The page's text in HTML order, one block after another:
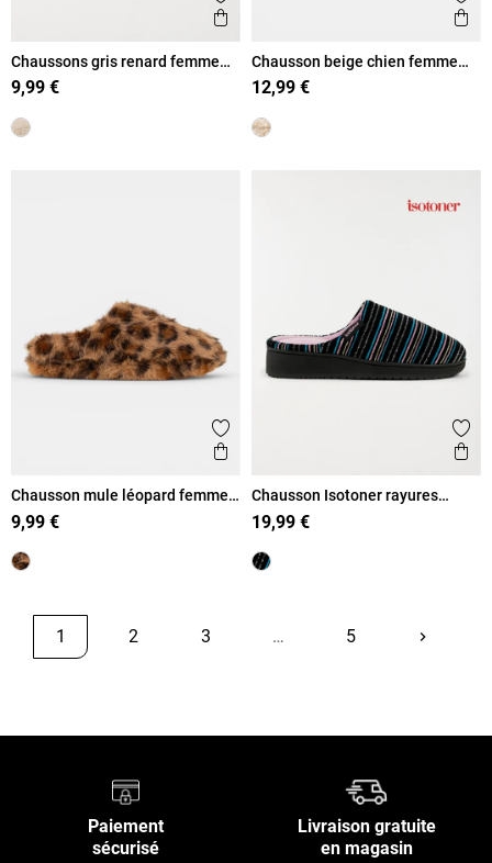
Ajouter aux favoris
Aperçu rapide
Chaussons gris renard femme
(36-41)
9,99 €
Chausson beige chien femme
(36-41)
12,99 €
Ajouter aux favoris
Aperçu rapide
Chausson mule léopard femme
(36-41)
9,99 €
Chausson Isotoner rayures
femme (36-41)
19,99 €
1 2 3 … 5 keyboard_arrow_rightSuivant
Paiement
sécurisé
Livraison gratuite
en magasin